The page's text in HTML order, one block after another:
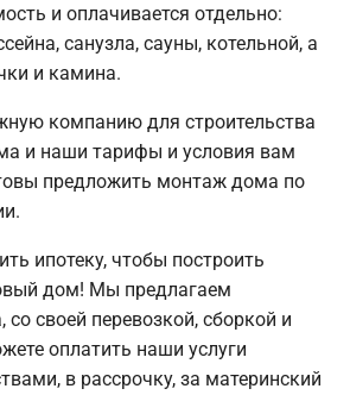
и оплачивается отдельно:
санузла, сауны, котельной, а
и камина.
компанию для строительства
и наши тарифы и условия вам
предложить монтаж дома по
ипотеку, чтобы построить
дом! Мы предлагаем
своей перевозкой, сборкой и
оплатить наши услуги
в рассрочку, за материнский